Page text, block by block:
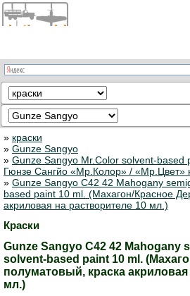
» краски
» Gunze Sangyo
» Gunze Sangyo Mr.Color solvent-based
Гюнзе Сангйо «Мр.Колор» / «Мр.Цвет»
» Gunze Sangyo C42 42 Mahogany
based paint 10 ml. (Махагон/Красное
акриловая на растворителе 10 мл.)
Краски
Gunze Sangyo C42 42 Mahogany
solvent-based paint 10 ml.
полуматовый, краска
мл.)